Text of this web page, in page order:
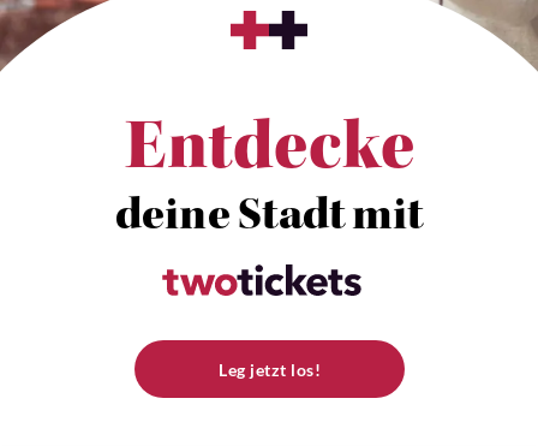
Entdecke
deine Stadt mit
Leg jetzt los!